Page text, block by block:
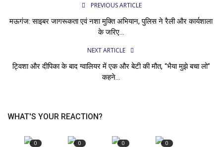
PREVIOUS ARTICLE
मऊगंज: साइबर जागरूकता एवं नशा मुक्ति अभियान, पुलिस ने रैली और कार्यशाला
के जरिए...
NEXT ARTICLE
ट्विशा और दीपिका के बाद ग्वालियर में एक और बेटी की मौत, “भैया मुझे बचा लो”
कहने...
WHAT'S YOUR REACTION?
0 0 0 0